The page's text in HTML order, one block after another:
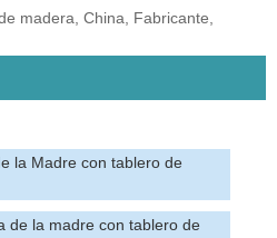
madera, China, Fabricante,
la Madre con tablero de
de la madre con tablero de